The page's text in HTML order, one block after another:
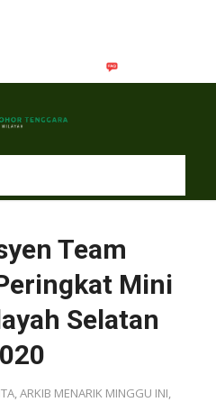
Team
Mini
Selatan
,ARKIB MENARIK MINGGU INI,